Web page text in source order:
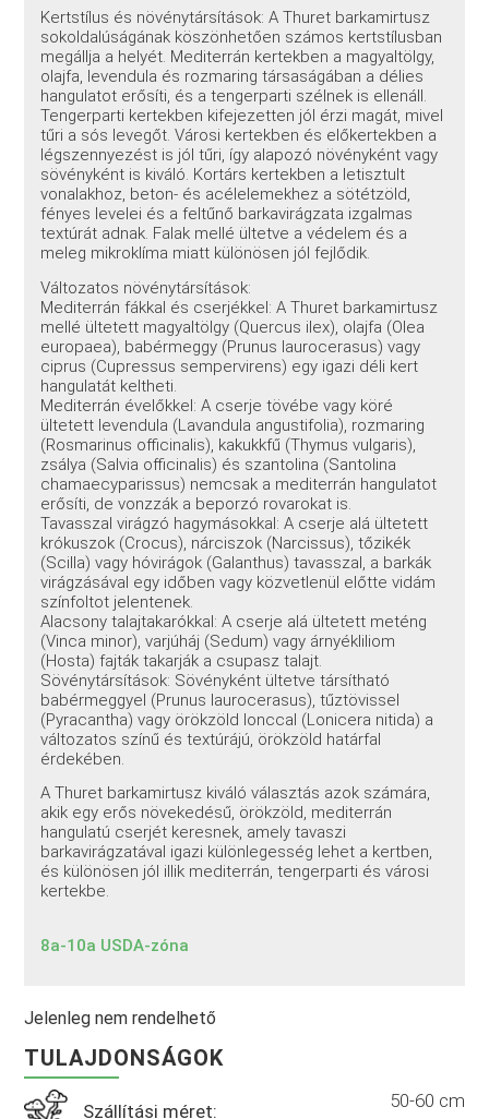
Kertstílus és növénytársítások: A Thuret barkamirtusz
sokoldalúságának köszönhetően számos kertstílusban
megállja a helyét. Mediterrán kertekben a magyaltölgy,
olajfa, levendula és rozmaring társaságában a délies
hangulatot erősíti, és a tengerparti szélnek is ellenáll.
Tengerparti kertekben kifejezetten jól érzi magát, mivel
tűri a sós levegőt. Városi kertekben és előkertekben a
légszennyezést is jól tűri, így alapozó növényként vagy
sövényként is kiváló. Kortárs kertekben a letisztult
vonalakhoz, beton- és acélelemekhez a sötétzöld,
fényes levelei és a feltűnő barkavirágzata izgalmas
textúrát adnak. Falak mellé ültetve a védelem és a
meleg mikroklíma miatt különösen jól fejlődik.
Változatos növénytársítások:
Mediterrán fákkal és cserjékkel: A Thuret barkamirtusz
mellé ültetett magyaltölgy (Quercus ilex), olajfa (Olea
europaea), babérmeggy (Prunus laurocerasus) vagy
ciprus (Cupressus sempervirens) egy igazi déli kert
hangulatát keltheti.
Mediterrán évelőkkel: A cserje tövébe vagy köré
ültetett levendula (Lavandula angustifolia), rozmaring
(Rosmarinus officinalis), kakukkfű (Thymus vulgaris),
zsálya (Salvia officinalis) és szantolina (Santolina
chamaecyparissus) nemcsak a mediterrán hangulatot
erősíti, de vonzzák a beporzó rovarokat is.
Tavasszal virágzó hagymásokkal: A cserje alá ültetett
krókuszok (Crocus), nárciszok (Narcissus), tőzikék
(Scilla) vagy hóvirágok (Galanthus) tavasszal, a barkák
virágzásával egy időben vagy közvetlenül előtte vidám
színfoltot jelentenek.
Alacsony talajtakarókkal: A cserje alá ültetett meténg
(Vinca minor), varjúháj (Sedum) vagy árnyékliliom
(Hosta) fajták takarják a csupasz talajt.
Sövénytársítások: Sövényként ültetve társítható
babérmeggyel (Prunus laurocerasus), tűztövissel
(Pyracantha) vagy örökzöld lonccal (Lonicera nitida) a
változatos színű és textúrájú, örökzöld határfal
érdekében.
A Thuret barkamirtusz kiváló választás azok számára,
akik egy erős növekedésű, örökzöld, mediterrán
hangulatú cserjét keresnek, amely tavaszi
barkavirágzatával igazi különlegesség lehet a kertben,
és különösen jól illik mediterrán, tengerparti és városi
kertekbe.
8a-10a USDA-zóna
Jelenleg nem rendelhető
TULAJDONSÁGOK
Szállítási méret: 50-60 cm